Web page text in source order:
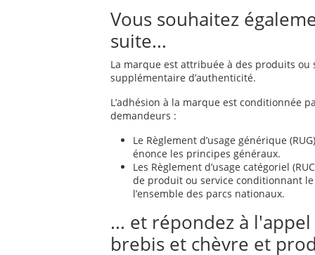
Vous souhaitez
suite...
La marque est attribuée à des produits ou
supplémentaire d’authenticité.
L’adhésion à la marque est conditionnée
demandeurs :
Le Règlement d’usage générique
énonce les principes généraux.
Les Règlement d’usage catégoriel
de produit ou service conditionnant
l’ensemble des parcs nationaux.
... et répondez à
brebis et chèvre et